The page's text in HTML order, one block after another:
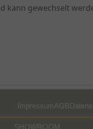
kann gewechselt
ImpressumAGB
SHOWROOM